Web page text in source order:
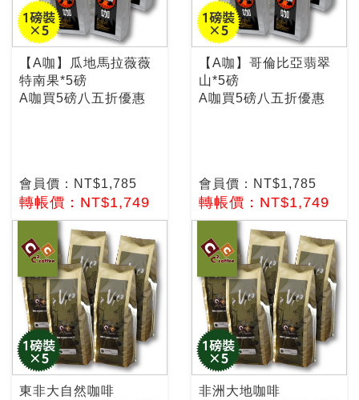
【A咖】瓜地馬拉薇薇
特南果*5磅
A咖買5磅八五折優惠
會員價：NT$1,785
轉帳價：NT$1,749
【A咖】哥倫比亞翡翠
山*5磅
A咖買5磅八五折優惠
會員價：NT$1,785
轉帳價：NT$1,749
東非大自然咖啡
非洲大地咖啡